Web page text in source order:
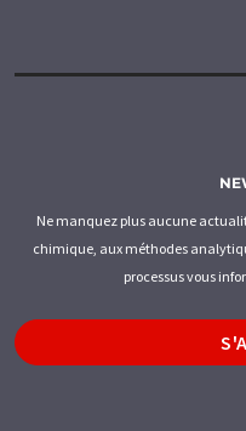
Ne manquez plus aucune
chimique, aux méthodes
processus vous